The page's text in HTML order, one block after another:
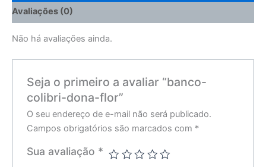
Avaliações (0)
Não há avaliações ainda.
Seja o primeiro a avaliar “banco-
colibri-dona-flor”
O seu endereço de e-mail não será publicado.
Campos obrigatórios são marcados com *
Sua avaliação *